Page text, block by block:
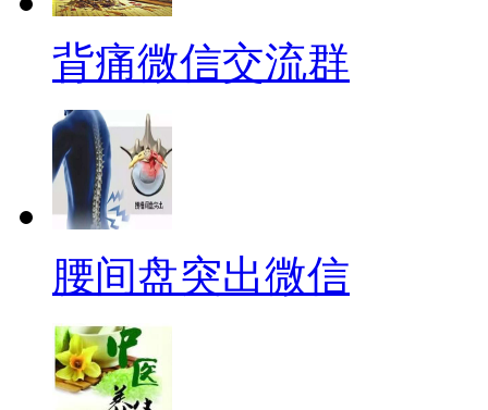
背痛微信交流群
腰间盘突出微信